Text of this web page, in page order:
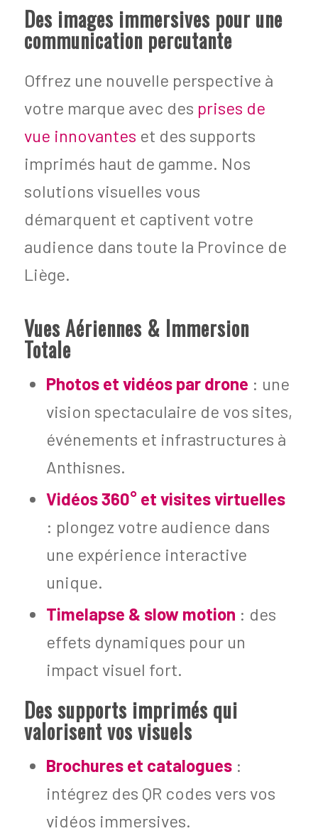
Des images immersives pour une
communication percutante
Offrez une nouvelle perspective à
votre marque avec des prises de
vue innovantes et des supports
imprimés haut de gamme. Nos
solutions visuelles vous
démarquent et captivent votre
audience dans toute la Province de
Liège.
Vues Aériennes & Immersion
Totale
Photos et vidéos par drone : une
vision spectaculaire de vos sites,
événements et infrastructures à
Anthisnes.
Vidéos 360° et visites virtuelles
: plongez votre audience dans
une expérience interactive
unique.
Timelapse & slow motion : des
effets dynamiques pour un
impact visuel fort.
Des supports imprimés qui
valorisent vos visuels
Brochures et catalogues:
intégrez des QR codes vers vos
vidéos immersives.